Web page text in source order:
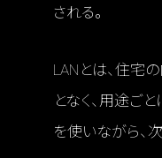
される。
LANとは、住宅
となく、用途ご
を使いながら、